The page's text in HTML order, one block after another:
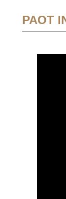
PAOT